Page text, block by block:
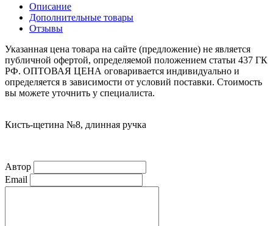
Описание
Дополнительные товары
Отзывы
Указанная цена товара на сайте (предложение) не является
публичной офертой, определяемой положением статьи 437 ГК
РФ. ОПТОВАЯ ЦЕНА оговаривается индивидуально и
определяется в зависимости от условий поставки. Стоимость
вы можете уточнить у специалиста.
Кисть-щетина №8, длинная ручка
Автор
Email